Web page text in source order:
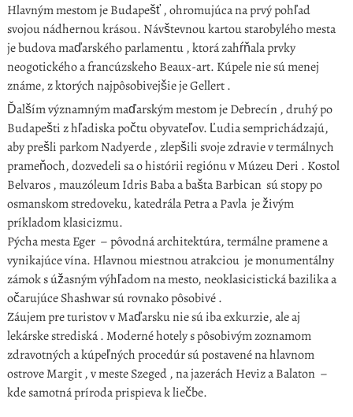
Hlavným mestom je Budapešť , ohromujúca na prvý pohľad
svojou nádhernou krásou. Návštevnou kartou starobylého mesta
je budova maďarského parlamentu , ktorá zahŕňala prvky
neogotického a francúzskeho Beaux-art. Kúpele nie sú menej
známe, z ktorých najpôsobivejšie je Gellert .
Ďalším významným maďarským mestom je Debrecín , druhý po
Budapešti z hľadiska počtu obyvateľov. Ľudia semprichádzajú,
aby prešli parkom Nadyerde , zlepšili svoje zdravie v termálnych
prameňoch, dozvedeli sa o histórii regiónu v Múzeu Deri . Kostol
Belvaros , mauzóleum Idris Baba a bašta Barbican sú stopy po
osmanskom stredoveku, katedrála Petra a Pavla je živým
príkladom klasicizmu.
Pýcha mesta Eger – pôvodná architektúra, termálne pramene a
vynikajúce vína. Hlavnou miestnou atrakciou je monumentálny
zámok s úžasným výhľadom na mesto, neoklasicistická bazilika a
očarujúce Shashwar sú rovnako pôsobivé .
Záujem pre turistov v Maďarsku nie sú iba exkurzie, ale aj
lekárske strediská . Moderné hotely s pôsobivým zoznamom
zdravotných a kúpeľných procedúr sú postavené na hlavnom
ostrove Margit , v meste Szeged , na jazerách Heviz a Balaton –
kde samotná príroda prispieva k liečbe.